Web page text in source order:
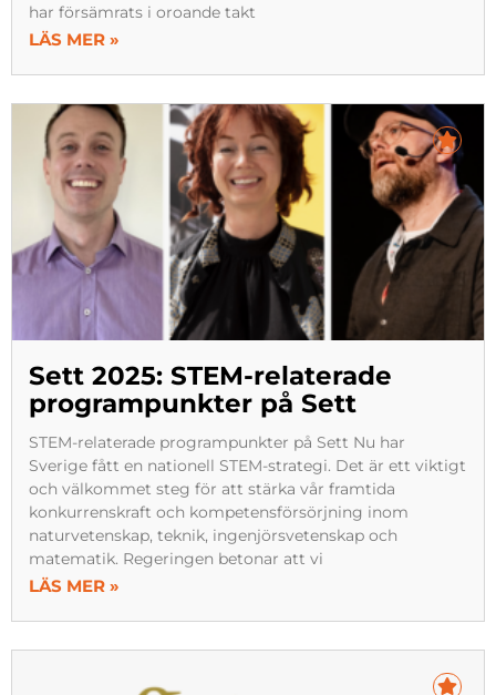
har försämrats i oroande takt
LÄS MER »
Sett 2025: STEM-relaterade
programpunkter på Sett​
STEM-relaterade programpunkter på Sett Nu har
Sverige fått en nationell STEM-strategi. Det är ett viktigt
och välkommet steg för att stärka vår framtida
konkurrenskraft och kompetensförsörjning inom
naturvetenskap, teknik, ingenjörsvetenskap och
matematik. Regeringen betonar att vi
LÄS MER »